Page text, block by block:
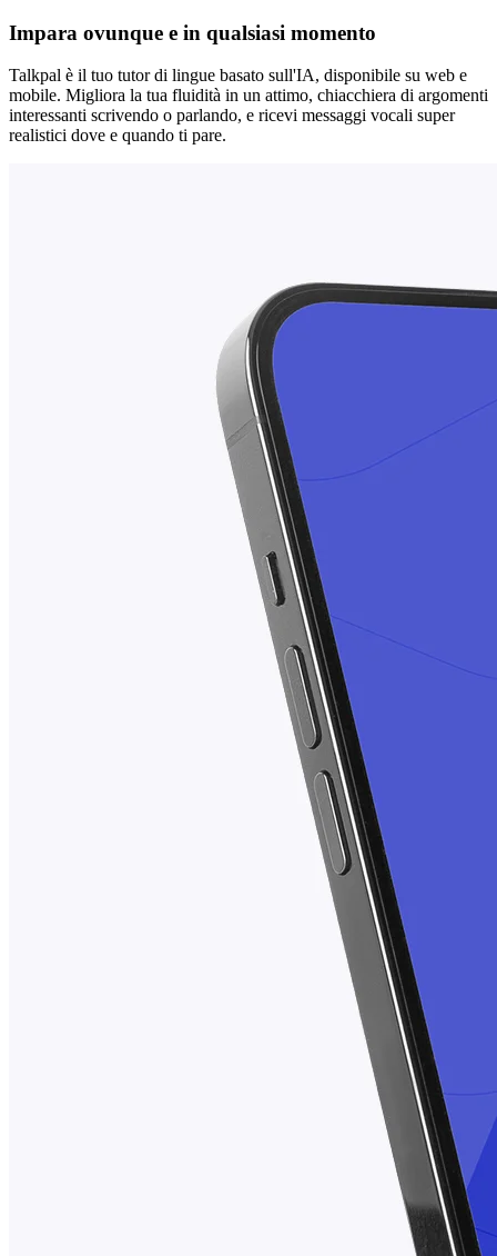
Impara ovunque e in qualsiasi momento
Talkpal è il tuo tutor di lingue basato sull'IA, disponibile su web e
mobile. Migliora la tua fluidità in un attimo, chiacchiera di argomenti
interessanti scrivendo o parlando, e ricevi messaggi vocali super
realistici dove e quando ti pare.